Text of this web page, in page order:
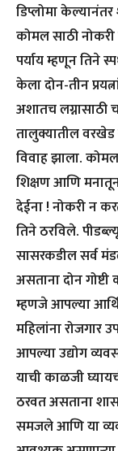
डिप्लोमा
कोमल साठी
पर्याय म्हणून तिने
केला दोन-तीन
अशातच
तालुक्यातील वरखेड
विवाह झाला.
शिक्षण आणि
देईना ! नोकरी न
तिने ठरविले.
सासरकडील सर्व
असताना दोन
म्हणजे आपल्या
महिलांना रोजगार
आपल्या उद्योग
याची काळजी
ठरवत असताना
समजले आणि या